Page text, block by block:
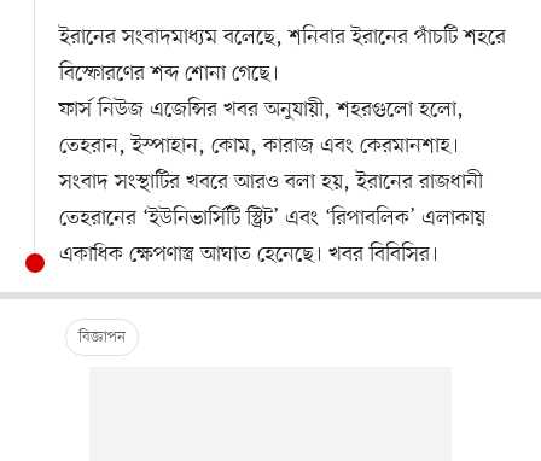
ইরানের সংবাদমাধ্যম বলেছে, শনিবার ইরানের পাঁচটি শহরে
বিস্ফোরণের শব্দ শোনা গেছে।
ফার্স নিউজ এজেন্সির খবর অনুযায়ী, শহরগুলো হলো,
তেহরান, ইস্পাহান, কোম, কারাজ এবং কেরমানশাহ।
সংবাদ সংস্থাটির খবরে আরও বলা হয়, ইরানের রাজধানী
তেহরানের ‘ইউনিভার্সিটি স্ট্রিট’ এবং ‘রিপাবলিক’ এলাকায়
একাধিক ক্ষেপণাস্ত্র আঘাত হেনেছে। খবর বিবিসির।